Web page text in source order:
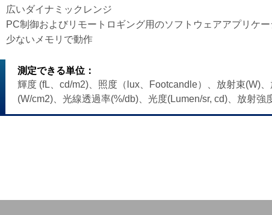
広いダイナミックレンジ
PC制御およびリモートロギング用のソフトウェアアプリケー
少ないメモリで動作
測定できる単位：
輝度 (fL、cd/m2)、照度（lux、Footcandle）、放射束(W)
(W/cm2)、光線透過率(%/db)、光度(Lumen/sr, cd)、放射強